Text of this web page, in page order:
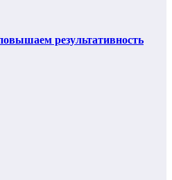
результативность